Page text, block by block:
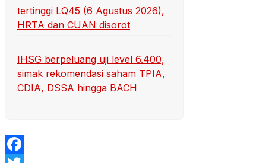
tertinggi LQ45 (6 Agustus 2026),
HRTA dan CUAN disorot
IHSG berpeluang uji level 6.400,
simak rekomendasi saham TPIA,
CDIA, DSSA hingga BACH